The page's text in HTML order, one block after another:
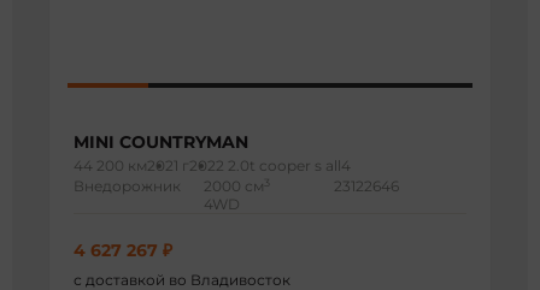
MINI COUNTRYMAN
44 200 км2021 г 2022 2.0t cooper s all4
Внедорожник
2000 см 3
4WD
23122646
4 627 267 ₽
с доставкой во Владивосток